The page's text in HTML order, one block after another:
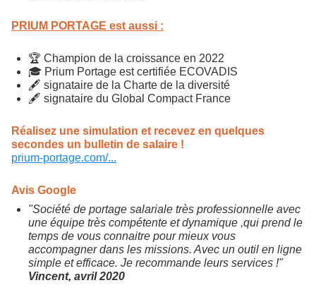
PRIUM PORTAGE est aussi :
🏆 Champion de la croissance en 2022
🎓 Prium Portage est certifiée ECOVADIS
🖋️ signataire de la Charte de la diversité
🖋️ signataire du Global Compact France
Réalisez une simulation et recevez en quelques
secondes un bulletin de salaire !
prium-portage.com/...
Avis Google
"Société de portage salariale très professionnelle avec
une équipe très compétente et dynamique ,qui prend le
temps de vous connaitre pour mieux vous
accompagner dans les missions. Avec un outil en ligne
simple et efficace. Je recommande leurs services !"
Vincent, avril 2020